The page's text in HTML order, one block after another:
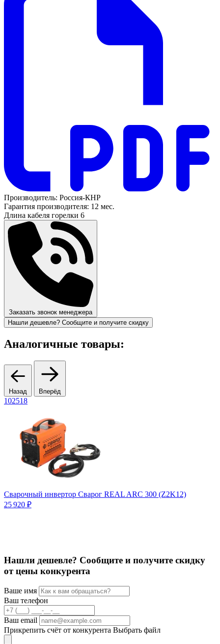
Производитель: Россия-КНР
Гарантия производителя: 12 мес.
Длина кабеля горелки 6
Заказать звонок менеджера
Нашли дешевле? Сообщите и получите скидку
Аналогичные товары:
Назад Вперёд
102518
Сварочный инвертор Сварог REAL ARC 300 (Z2K12)
25 920 ₽
Нашли дешевле? Сообщите и получите скидку
от цены конкурента
Ваше имя
Ваш телефон
Ваш email
Прикрепить счёт от конкурента Выбрать файл